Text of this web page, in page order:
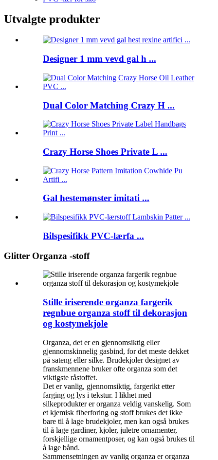
Utvalgte produkter
Designer 1 mm vevd gal h ...
Dual Color Matching Crazy H ...
Crazy Horse Shoes Private L ...
Gal hestemønster imitati ...
Bilspesifikk PVC-lærfa ...
Glitter Organza -stoff
Stille iriserende organza fargerik
regnbue organza stoff til dekorasjon
og kostymekjole
Organza, det er en gjennomsiktig eller
gjennomskinnelig gasbind, for det meste dekket
på sateng eller silke. Brudekjoler designet av
franskmennene bruker ofte organza som det
viktigste råstoffet.
Det er vanlig, gjennomsiktig, fargerikt etter
farging og lys i tekstur. I likhet med
silkeprodukter er organza veldig vanskelig. Som
et kjemisk fiberforing og stoff brukes det ikke
bare til å lage brudekjoler, men kan også brukes
til å lage gardiner, kjoler, juletre ornamenter,
forskjellige ornamentposer, og kan også brukes til
å lage bånd.
Sammensetningen av vanlig organza er organza